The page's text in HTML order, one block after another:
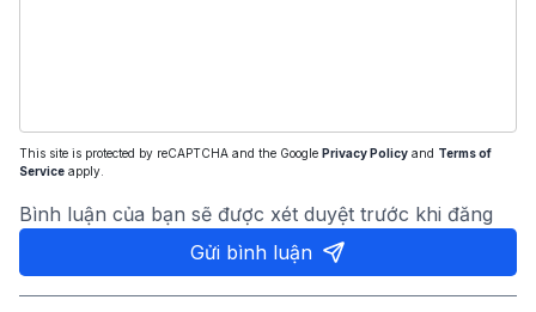
This site is protected by reCAPTCHA and the Google Privacy Policy and Terms of
Service apply.
Bình luận của bạn sẽ được xét duyệt trước khi đăng
Gửi bình luận